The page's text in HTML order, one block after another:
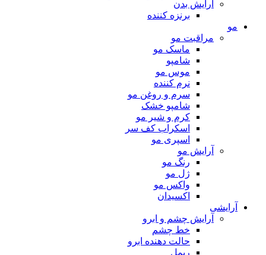
آرایش بدن
برنزه کننده
مو
مراقبت مو
ماسک مو
شامپو
موس مو
نرم کننده
سرم و روغن مو
شامپو خشک
کرم و شیر مو
اسکراب کف سر
اسپری مو
آرایش مو
رنگ مو
ژل مو
واکس مو
اکسیدان
آرایشی
آرایش چشم و ابرو
خط چشم
حالت دهنده ابرو
ریمل